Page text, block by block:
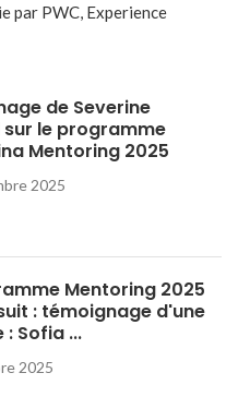
par PWC, Experience
de Severine
sur le programme
Mentoring 2025
2025
Mentoring 2025
: témoignage d'une
Sofia ...
2025